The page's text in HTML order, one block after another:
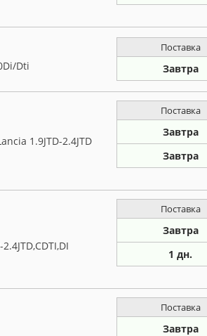
Dti
Поставка
Завтра
1.9JTD-2.4JTD
Поставка
Завтра
Завтра
Поставка
Завтра
1 дн.
Поставка
Завтра